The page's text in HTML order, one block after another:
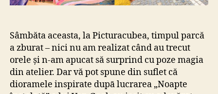
Sâmbăta aceasta, la Picturacubea, timpul parcă
a zburat – nici nu am realizat când au trecut
orele și n-am apucat să surprind cu poze magia
din atelier. Dar vă pot spune din suflet că
dioramele inspirate dupā lucrarea „Noapte